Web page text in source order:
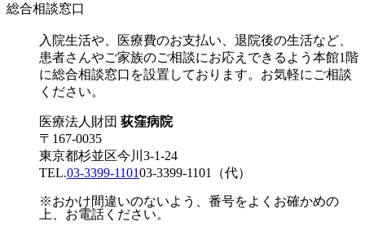
総合相談窓口
入院生活や、医療費のお支払い、退院後の生活など、
患者さんやご家族のご相談にお応えできるよう本館1階
に総合相談窓口を設置しております。お気軽にご相談
ください。
医療法人財団 荻窪病院
〒167-0035
東京都杉並区今川3-1-24
TEL.03-3399-110103-3399-1101 （代）
※おかけ間違いのないよう、番号をよくお確かめの
上、お電話ください。